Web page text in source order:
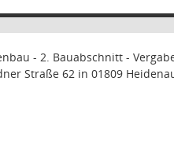
- 2. Bauabschnitt -
Straße 62 in 01809